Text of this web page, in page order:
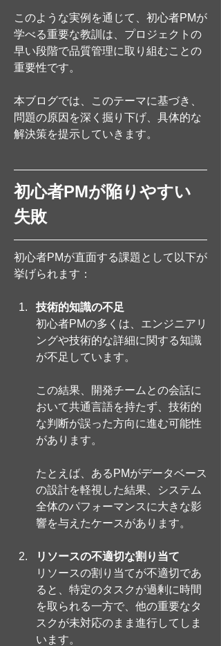
このような実例を通じて、初心者PMが
学べる重要な教訓は、プロジェクトの
早い段階で品質管理に取り組むことの
重要性です。
本ブログでは、このテーマに基づき、
問題の原因を深く掘り下げ、具体的な
解決策を提示していきます。
初心者PMが陥りやすい
失敗
初心者PMが直面する課題として以下が
挙げられます：
技術的知識の不足
初心者PMの多くは、エンジニアリ
ングや技術的な詳細に関する知識
が不足しています。
この結果、開発チームとの会話に
おいて共通言語を持たず、技術的
な判断が誤った方向に進む可能性
があります。
たとえば、あるPMがデータベース
の設計を軽視した結果、システム
全体のパフォーマンスに大きな影
響を与えたケースがあります。
リソースの不適切な割り当て
リソースの割り当てが不適切であ
ると、特定のタスクが過剰に時間
を取られる一方で、他の重要なタ
スクが未対応のまま進行してしま
います。